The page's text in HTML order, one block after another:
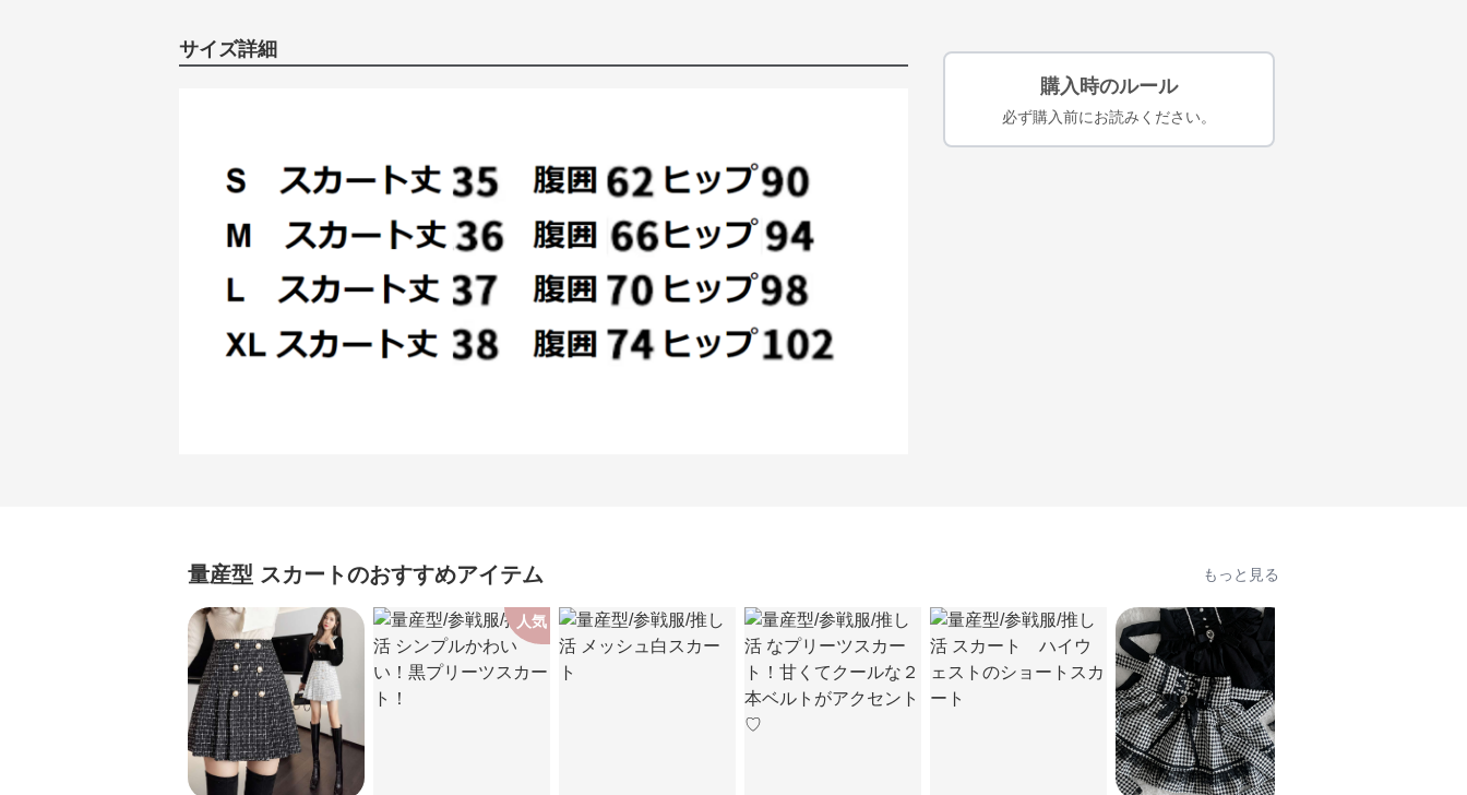
サイズ詳細
購入時のルール
必ず購入前にお読みください。
量産型 スカートのおすすめアイテム もっと見る
人気